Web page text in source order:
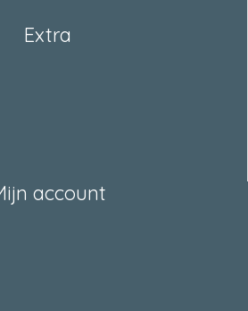
Extra
account